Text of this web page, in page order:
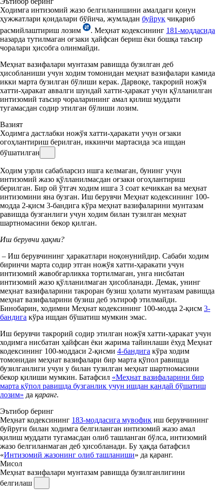
Ходимга интизомий жазо белгиланишини амалдаги қонун
ҳужжатлари қоидалари бўйича, жумладан буйруқ чиқариб
расмийлаштириш лозим
. Меҳнат кодексининг 181-моддасида
назарда тутилмаган оғзаки ҳайфсан бериш ёки бошқа таъсир
чоралари ҳисобга олинмайди.
Меҳнат вазифалари мунтазам равишда бузилган деб
ҳисобланиши учун ходим томонидан меҳнат вазифалари камида
икки марта бузилган бўлиши керак. Дарвоқе, такрорий ножўя
хатти-ҳаракат аввалги шундай хатти-ҳаракат учун қўлланилган
интизомий таъсир чораларининг амал қилиш муддати
тугамасдан содир этилган бўлиши лозим.
Вазият
Ходимга дастлабки ножўя хатти-ҳаракати учун оғзаки
огоҳлантириш берилган, иккинчи мартасида эса ишдан
бўшатилган
Ходим узрли сабабларсиз ишга келмаган, бунинг учун
интизомий жазо қўлланилмасдан оғзаки огоҳлантириш
берилган. Бир ой ўтгач ходим ишга 3 соат кечиккан ва меҳнат
интизомини яна бузган. Иш берувчи Меҳнат кодексининг 100-
модда 2-қисм 3-бандига кўра меҳнат вазифаларини мунтазам
равишда бузганлиги учун ходим билан тузилган меҳнат
шартномасини бекор қилган.
Иш берувчи ҳақми?
– Иш берувчининг ҳаракатлари ноқонунийдир. Сабаби ходим
биринчи марта содир этган ножўя хатти-ҳаракати учун
интизомий жавобгарликка тортилмаган, унга нисбатан
интизомий жазо қўлланилмаган ҳисобланади. Демак, унинг
меҳнат вазифаларини такроран бузиш ҳолати мунтазам равишда
меҳнат вазифаларини бузиш деб эътироф этилмайди.
Бинобарин, ходимни Меҳнат кодексининг 100-модда 2-қисм 3-
бандига кўра ишдан бўшатиш мумкин эмас.
Иш берувчи такрорий содир этилган ножўя хатти-ҳаракат учун
ходимга нисбатан ҳайфсан ёки жарима тайинлаши ёхуд Меҳнат
кодексининг 100-моддаси 2-қисми 4-бандига кўра ходим
томонидан меҳнат вазифалари бир марта қўпол равишда
бузилганлиги учун у билан тузилган меҳнат шартномасини
бекор қилиши мумкин. Батафсил «Меҳнат вазифаларини бир
марта қўпол равишда бузганлик учун ишдан қандай бўшатиш
лозим» да қаранг.
Эътибор беринг
Меҳнат кодексининг 183-моддасига мувофиқ иш берувчининг
буйруғи билан ходимга белгиланган интизомий жазо амал
қилиш муддати тугамасдан олиб ташланган бўлса, интизомий
жазо белгиланмаган деб ҳисобланади. Бу ҳақда батафсил
«Интизомий жазонинг олиб ташланиши» да қаранг.
Мисол
Меҳнат вазифалари мунтазам равишда бузилганлигини
белгилаш